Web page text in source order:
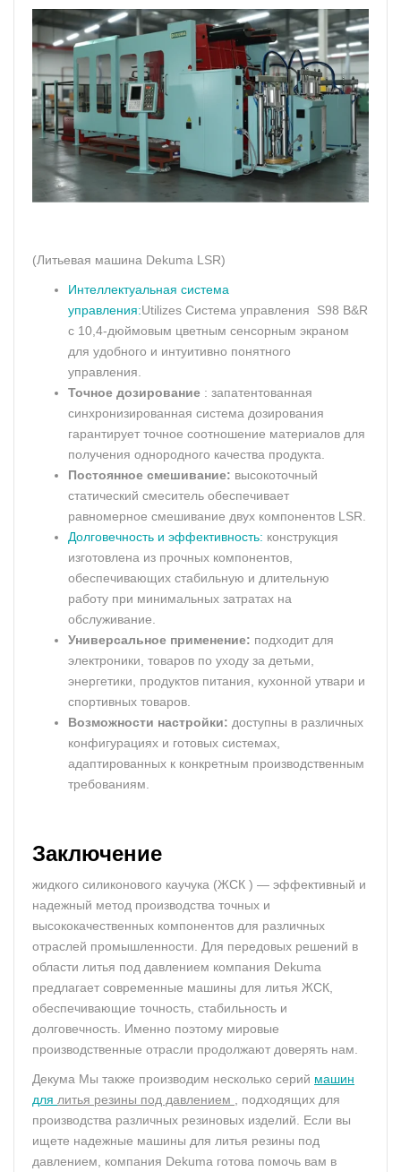
(Литьевая машина Dekuma LSR)
Интеллектуальная система
управления:Utilizes Система управления S98 B&R
с 10,4-дюймовым цветным сенсорным экраном
для удобного и интуитивно понятного
управления.
Точное дозирование : запатентованная
синхронизированная система дозирования
гарантирует точное соотношение материалов для
получения однородного качества продукта.
Постоянное смешивание: высокоточный
статический смеситель обеспечивает
равномерное смешивание двух компонентов LSR.
Долговечность и эффективность: конструкция
изготовлена из прочных компонентов,
обеспечивающих стабильную и длительную
работу при минимальных затратах на
обслуживание.
Универсальное применение: подходит для
электроники, товаров по уходу за детьми,
энергетики, продуктов питания, кухонной утвари и
спортивных товаров.
Возможности настройки: доступны в различных
конфигурациях и готовых системах,
адаптированных к конкретным производственным
требованиям.
Заключение
жидкого силиконового каучука (ЖСК ) — эффективный и
надежный метод производства точных и
высококачественных компонентов для различных
отраслей промышленности. Для передовых решений в
области литья под давлением компания Dekuma
предлагает современные машины для литья ЖСК,
обеспечивающие точность, стабильность и
долговечность. Именно поэтому мировые
производственные отрасли продолжают доверять нам.
Декума Мы также производим несколько серий машин
для литья резины под давлением , подходящих для
производства различных резиновых изделий. Если вы
ищете надежные машины для литья резины под
давлением, компания Dekuma готова помочь вам в